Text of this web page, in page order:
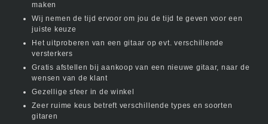
maken
Wij nemen de tijd ervoor om jou de tijd te geven voor een
juiste keuze
Het uitproberen van een gitaar op evt. verschillende
versterkers
Gratis afstellen bij aankoop van een nieuwe gitaar, naar de
wensen van de klant
Gezellige sfeer in de winkel
Zeer ruime keus betreft verschillende types en soorten
gitaren